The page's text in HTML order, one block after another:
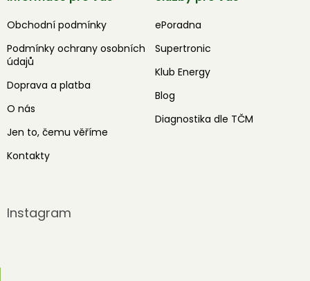
Obchodní podmínky
Podmínky ochrany osobních
údajů
Doprava a platba
O nás
Jen to, čemu věříme
Kontakty
ePoradna
Supertronic
Klub Energy
Blog
Diagnostika dle TČM
Instagram